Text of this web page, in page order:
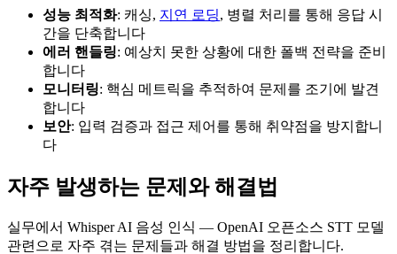
성능 최적화: 캐싱, 지연 로딩, 병렬 처리를 통해 응답 시
간을 단축합니다
에러 핸들링: 예상치 못한 상황에 대한 폴백 전략을 준비
합니다
모니터링: 핵심 메트릭을 추적하여 문제를 조기에 발견
합니다
보안: 입력 검증과 접근 제어를 통해 취약점을 방지합니
다
자주 발생하는 문제와 해결법
실무에서 Whisper AI 음성 인식 — OpenAI 오픈소스 STT 모델
관련으로 자주 겪는 문제들과 해결 방법을 정리합니다.